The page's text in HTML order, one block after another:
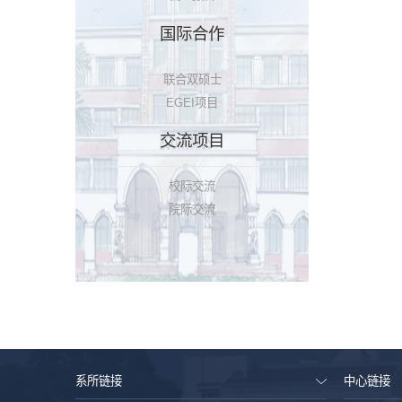
国际合作
联合双硕士
EGEI项目
交流项目
校际交流
院际交流
系所链接 中心链接